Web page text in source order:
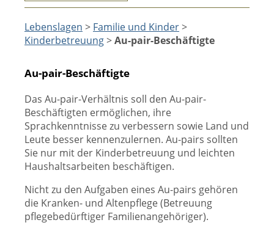
Lebenslagen > Familie und Kinder>
Kinderbetreuung>Au-pair-Beschäftigte
Au-pair-Beschäftigte
Das Au-pair-Verhältnis soll den Au-pair-
Beschäftigten ermöglichen, ihre
Sprachkenntnisse zu verbessern sowie Land und
Leute besser kennenzulernen. Au-pairs sollten
Sie nur mit der Kinderbetreuung und leichten
Haushaltsarbeiten beschäftigen.
Nicht zu den Aufgaben eines Au-pairs gehören
die Kranken- und Altenpflege (Betreuung
pflegebedürftiger Familienangehöriger).